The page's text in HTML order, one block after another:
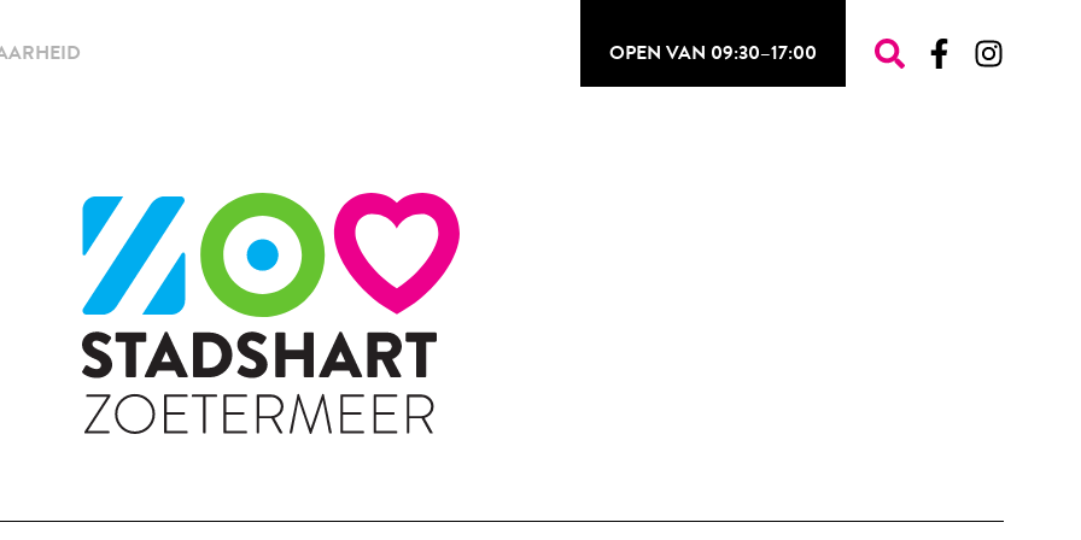
OPEN VAN 09:30–17:00